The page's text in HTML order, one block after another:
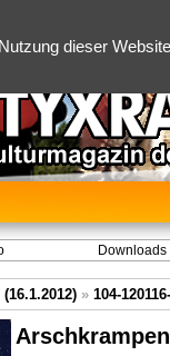
dieser
Downloads
» 104-